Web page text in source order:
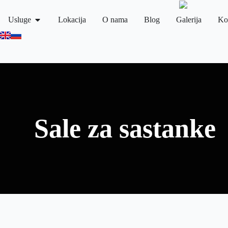
Usluge Lokacija O nama Blog Galerija
Sale za sastanke